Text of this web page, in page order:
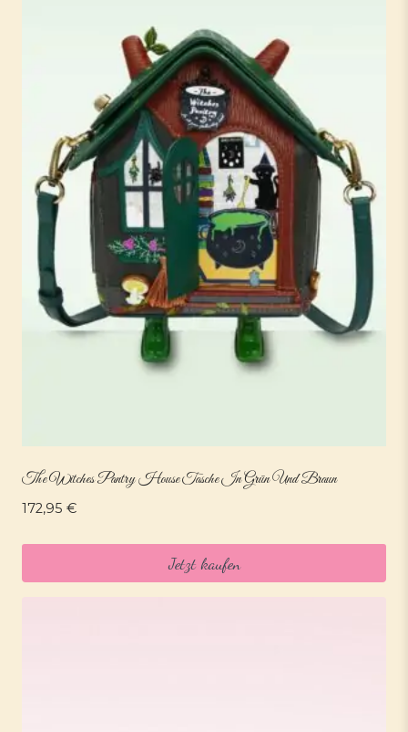
The Witches Pantry House Tasche In Grün Und Braun
172,95 €
Jetzt kaufen